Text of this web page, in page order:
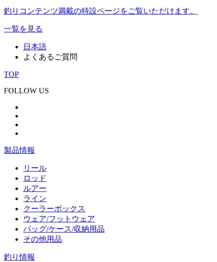
釣りコンテンツ満載の特設ページをご覧いただけます。
一覧を見る
日本語
よくあるご質問
TOP
FOLLOW US
製品情報
リール
ロッド
ルアー
ライン
クーラーボックス
ウェア/フットウェア
バッグ/ケース/収納用品
その他用品
釣り情報